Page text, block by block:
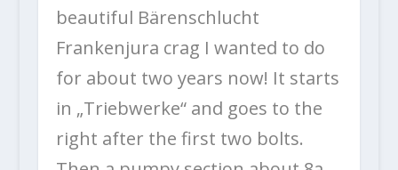
beautiful Bärenschlucht
Frankenjura crag I wanted to do
for about two years now! It starts
in „Triebwerke“ and goes to the
right after the first two bolts.